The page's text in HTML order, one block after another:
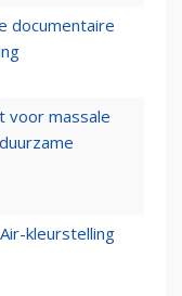
documentaire
voor massale
kleurstelling